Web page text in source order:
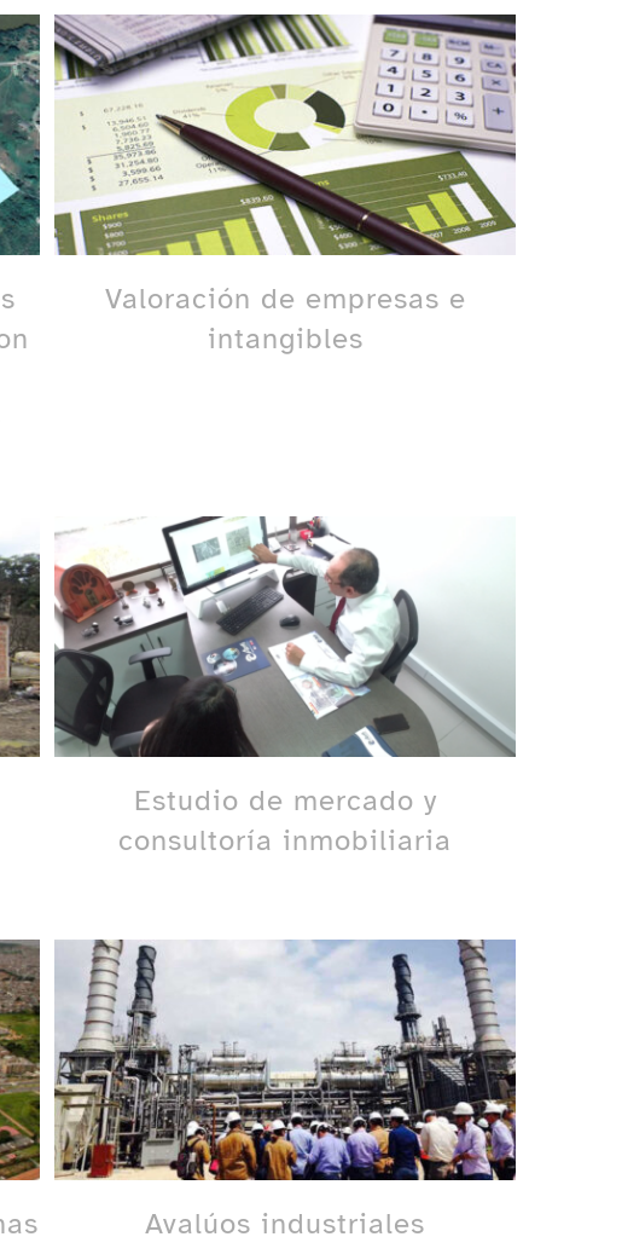
Valoración de empresas e
intangibles
Estudio de mercado y
consultoría inmobiliaria
Avalúos industriales